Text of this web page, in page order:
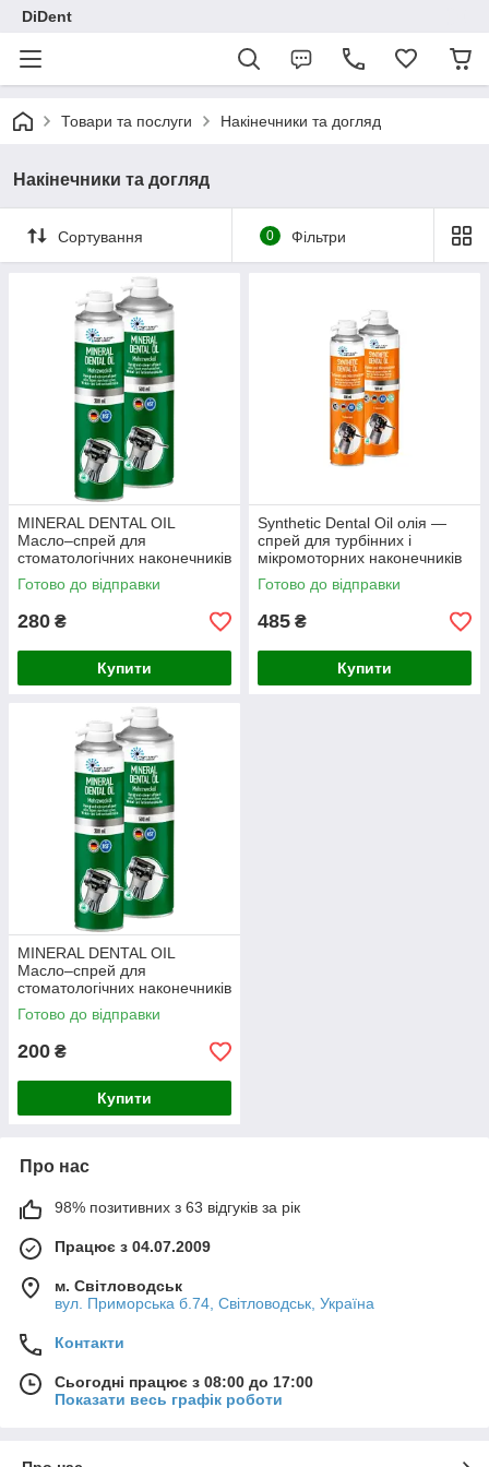
DiDent
Товари та послуги Накінечники та догляд
Накінечники та догляд
Сортування 0 Фільтри
MINERAL DENTAL OIL
Масло–спрей для
стоматологічних наконечників
500 мл
Готово до відправки
280 ₴
Купити
Synthetic Dental Oil олія —
спрей для турбінних і
мікромоторних наконечників
500 мл
Готово до відправки
485 ₴
Купити
MINERAL DENTAL OIL
Масло–спрей для
стоматологічних наконечників
300 мл
Готово до відправки
200 ₴
Купити
Про нас
98% позитивних з 63 відгуків за рік
Працює з 04.07.2009
м. Світловодськ
вул. Приморська б.74, Світловодськ, Україна
Контакти
Сьогодні працює з 08:00 до 17:00
Показати весь графік роботи